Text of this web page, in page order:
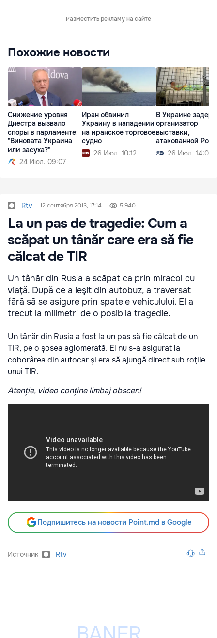
Разместить рекламу на сайте
Похожие новости
Снижение уровня
Днестра вызвало
споры в парламенте:
"Виновата Украина
или засуха?"
24 Июл. 09:07
Иран обвинил
Украину в нападении
на иранское торговое
судно
26 Июл. 10:12
В Украине
организатор
выставки,
атакованной
26 Июл. 14:00
Rtv 12 сентября 2013, 17:14 5 940
La un pas de tragedie: Cum a
scăpat un tânăr care era să fie
călcat de TIR
Un tânăr din Rusia a scăpat ca prin miracol cu
viaţă. După ce a ieşit din autobuz, a traversat
fără să se asigure prin spatele vehiculului. El a
trecut la milimetri de o posibilă tragedie.
Un tânăr din Rusia a fost la un pas să fie călcat de un
TIR, pe o şosea aglomerată. El nu s-a asigurat la
coborârea din autocar şi era să ajungă direct sub roţile
unui TIR.
Atenție, video conține limbaj obscen!
Подпишитесь на новости Point.md в Google
Источник Rtv